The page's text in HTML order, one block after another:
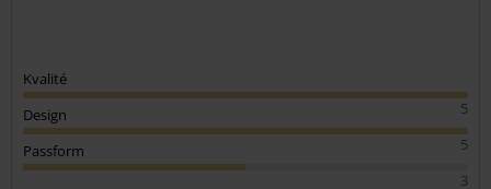
Kvalité
5
Design
5
Passform
3